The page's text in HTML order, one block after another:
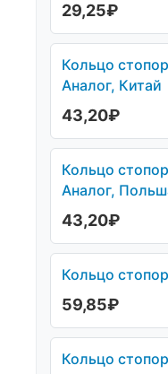
29,25₽
Кольцо
Аналог, Китай
43,20₽
Кольцо
Аналог,
43,20₽
Кольцо
59,85₽
Кольцо